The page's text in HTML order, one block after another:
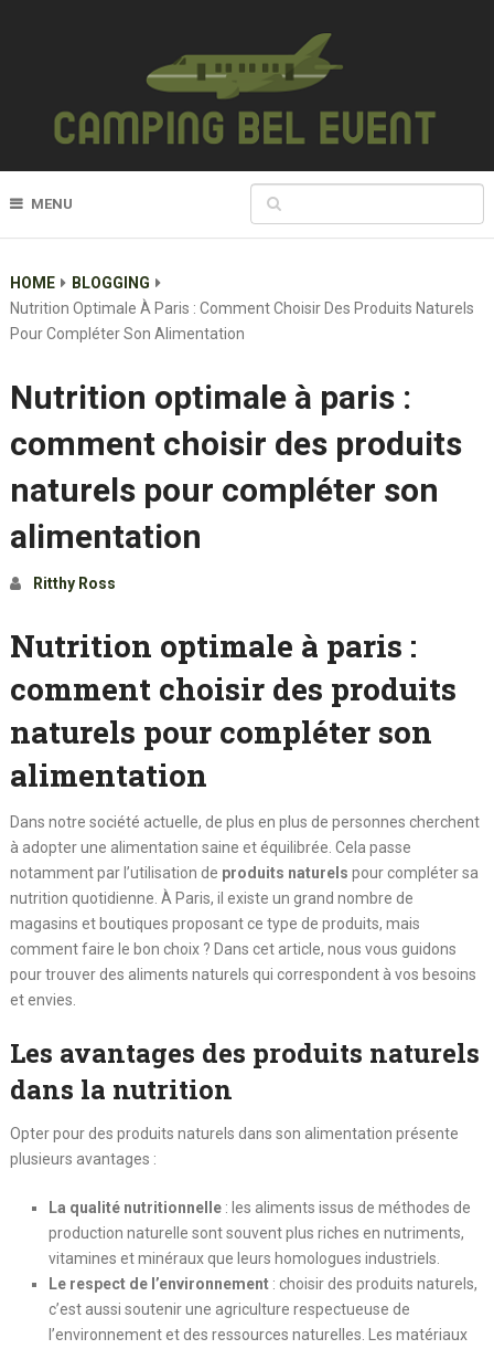
MENU
HOME
BLOGGING
Nutrition Optimale À Paris : Comment Choisir Des Produits Naturels
Pour Compléter Son Alimentation
Nutrition optimale à paris :
comment choisir des produits
naturels pour compléter son
alimentation
Ritthy Ross
Nutrition optimale à paris :
comment choisir des produits
naturels pour compléter son
alimentation
Dans notre société actuelle, de plus en plus de personnes cherchent
à adopter une alimentation saine et équilibrée. Cela passe
notamment par l’utilisation de produits naturels pour compléter sa
nutrition quotidienne. À Paris, il existe un grand nombre de
magasins et boutiques proposant ce type de produits, mais
comment faire le bon choix ? Dans cet article, nous vous guidons
pour trouver des aliments naturels qui correspondent à vos besoins
et envies.
Les avantages des produits naturels
dans la nutrition
Opter pour des produits naturels dans son alimentation présente
plusieurs avantages :
La qualité nutritionnelle: les aliments issus de méthodes de
production naturelle sont souvent plus riches en nutriments,
vitamines et minéraux que leurs homologues industriels.
Le respect de l’environnement: choisir des produits naturels,
c’est aussi soutenir une agriculture respectueuse de
l’environnement et des ressources naturelles. Les matériaux